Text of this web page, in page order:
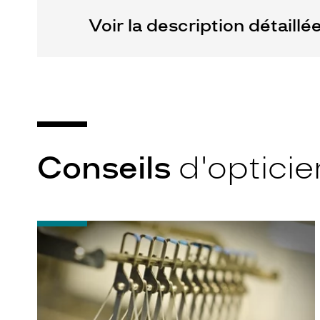
Voir la description
Conseils
-
Quel
indice
d’amincissement